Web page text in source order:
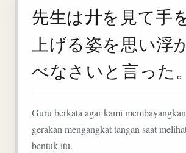
先生は廾を見て手
上げる姿を思い浮
べなさいと言った。
Guru berkata agar kami membayangkan
gerakan mengangkat tangan saat
bentuk itu.